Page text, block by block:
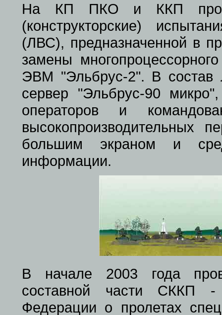
На КП ПКО и ККП
(конструкторские)
(ЛВС), предназначенной в
замены
ЭВМ "Эльбрус-2". В состав
сервер "Эльбрус-90
операторов и
большим экраном и
информации.
В начале 2003 года
составной части СККП -
Федерации о пролетах